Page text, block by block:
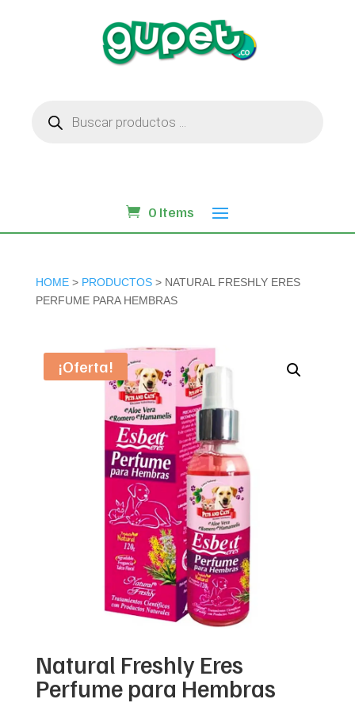
productos
0 Items
HOME> PRODUCTOS> NATURAL FRESHLY ERES
PERFUME PARA HEMBRAS
¡Oferta!
Natural Freshly Eres
Perfume para Hembras